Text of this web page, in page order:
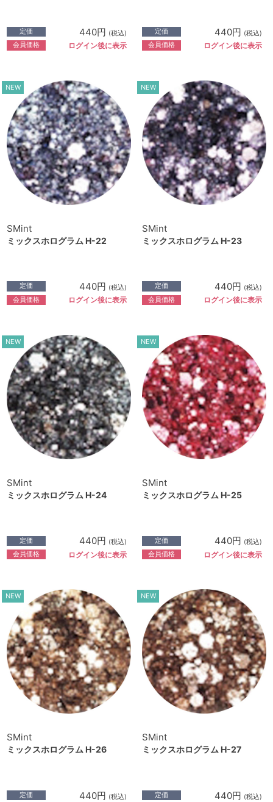
定価 440円 (税込)
会員価格 ログイン後に表示
定価 440円 (税込)
会員価格 ログイン後に表示
NEW
SMint
ミックスホログラム H-22
定価 440円 (税込)
会員価格 ログイン後に表示
NEW
SMint
ミックスホログラム H-23
定価 440円 (税込)
会員価格 ログイン後に表示
NEW
SMint
ミックスホログラム H-24
定価 440円 (税込)
会員価格 ログイン後に表示
NEW
SMint
ミックスホログラム H-25
定価 440円 (税込)
会員価格 ログイン後に表示
NEW
SMint
ミックスホログラム H-26
定価 440円 (税込)
NEW
SMint
ミックスホログラム H-27
定価 440円 (税込)